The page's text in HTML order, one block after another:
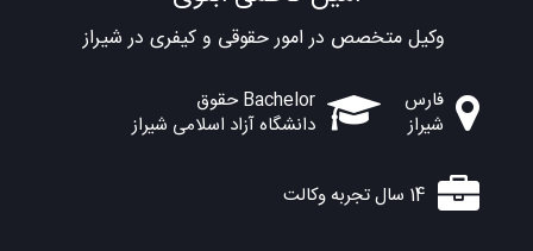
وکیل متخصص در امور حقوقی و کیفری در شیراز
فارس
شیراز
Bachelor حقوق
دانشگاه آزاد اسلامی شیراز
14 سال تجربه وکالت